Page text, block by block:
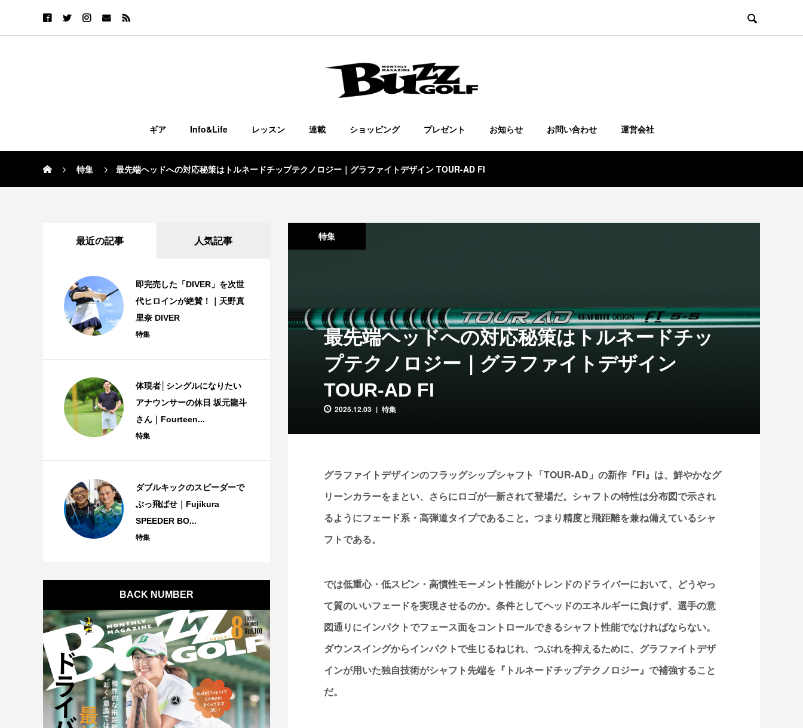

ギア Info&Life レッスン 連載 ショッピング プレゼント お知らせ お問い合わせ 運営会社
特集 最先端ヘッドへの対応秘策はトルネードチップテクノロジー｜グラファイトデザイン TOUR-AD FI
特集
最先端ヘッドへの対応秘策はトルネードチッ
プテクノロジー｜グラファイトデザイン
TOUR-AD FI
2025.12.03 特集
グラファイトデザインのフラッグシップシャフト「TOUR-AD」の新作『FI』は、鮮やかなグ
リーンカラーをまとい、さらにロゴが一新されて登場だ。シャフトの特性は分布図で示され
るようにフェード系・高弾道タイプであること。つまり精度と飛距離を兼ね備えているシャ
フトである。
では低重心・低スピン・高慣性モーメント性能がトレンドのドライバーにおいて、どうやっ
て質のいいフェードを実現させるのか。条件としてヘッドのエネルギーに負けず、選手の意
図通りにインパクトでフェース面をコントロールできるシャフト性能でなければならない。
ダウンスイングからインパクトで生じるねじれ、つぶれを抑えるために、グラファイトデザ
インが用いた独自技術がシャフト先端を『トルネードチップテクノロジー』で補強すること
だ。
最近の記事 人気記事
即完売した「DIVER」を次世
代ヒロインが絶賛！｜天野真
里奈 DIVER
特集
体現者│シングルになりたい
アナウンサーの休日 坂元龍斗
さん｜Fourteen...
特集
ダブルキックのスピーダーで
ぶっ飛ばせ｜Fujikura
SPEEDER BO...
特集
BACK NUMBER